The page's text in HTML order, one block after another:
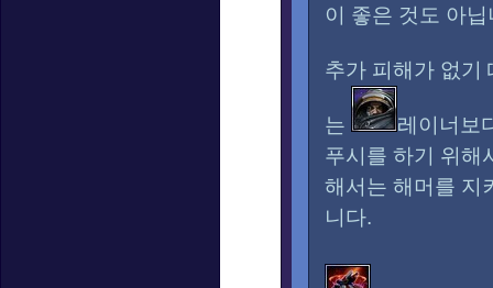
이 좋은 것도 아
추가 피해가 없기
는
레이너보
푸시를 하기 위해
해서는 해머를 지
니다.